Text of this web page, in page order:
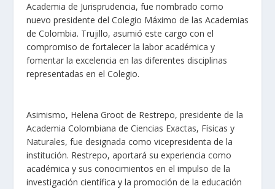
Academia de Jurisprudencia, fue nombrado como
nuevo presidente del Colegio Máximo de las Academias
de Colombia. Trujillo, asumió este cargo con el
compromiso de fortalecer la labor académica y
fomentar la excelencia en las diferentes disciplinas
representadas en el Colegio.
Asimismo, Helena Groot de Restrepo, presidente de la
Academia Colombiana de Ciencias Exactas, Físicas y
Naturales, fue designada como vicepresidenta de la
institución. Restrepo, aportará su experiencia como
académica y sus conocimientos en el impulso de la
investigación científica y la promoción de la educación